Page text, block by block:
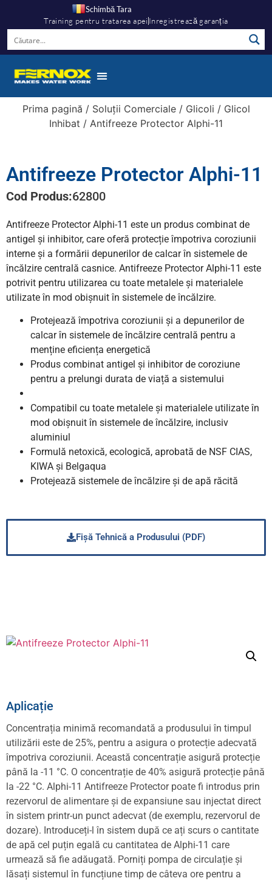
Schimbă Tara
Training pentru tratarea apei Inregistrează garanția
Prima pagină / Soluții Comerciale/ Glicoli / Glicol
Inhibat / Antifreeze Protector Alphi-11
Antifreeze Protector Alphi-11
Cod Produs:62800
Antifreeze Protector Alphi-11 este un produs combinat de
antigel și inhibitor, care oferă protecție împotriva coroziunii
interne și a formării depunerilor de calcar în sistemele de
încălzire centrală casnice. Antifreeze Protector Alphi-11 este
potrivit pentru utilizarea cu toate metalele și materialele
utilizate în mod obișnuit în sistemele de încălzire.
Protejează împotriva coroziunii și a depunerilor de
calcar în sistemele de încălzire centrală pentru a
menține eficiența energetică
Produs combinat antigel și inhibitor de coroziune
pentru a prelungi durata de viață a sistemului
Compatibil cu toate metalele și materialele utilizate în
mod obișnuit în sistemele de încălzire, inclusiv
aluminiul
Formulă netoxică, ecologică, aprobată de NSF CIAS,
KIWA și Belgaqua
Protejează sistemele de încălzire și de apă răcită
Fișă Tehnică a Produsului (PDF)
Aplicație
Concentrația minimă recomandată a produsului în timpul
utilizării este de 25%, pentru a asigura o protecție adecvată
împotriva coroziunii. Această concentrație asigură protecție
până la -11 °C. O concentrație de 40% asigură protecție până
la -22 °C. Alphi-11 Antifreeze Protector poate fi introdus prin
rezervorul de alimentare și de expansiune sau injectat direct
în sistem printr-un punct adecvat (de exemplu, rezervorul de
dozare). Introduceți-l în sistem după ce ați scurs o cantitate
de apă cel puțin egală cu cantitatea de Alphi-11 care
urmează să fie adăugată. Porniți pompa de circulație și
lăsați sistemul în funcțiune timp de câteva ore pentru a